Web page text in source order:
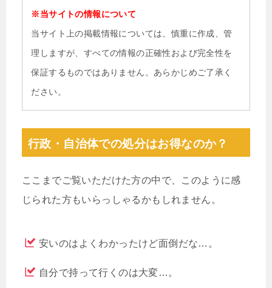
※当サイトの情報について
当サイト上の掲載情報については、慎重に作成、管
理しますが、すべての情報の正確性および完全性を
保証するものではありません。あらかじめご了承く
ださい。
行政・自治体での処分はお得なのか？
ここまでご覧いただけた方の中で、このように感
じられた方もいらっしゃるかもしれません。
安いのはよくわかったけど面倒だな…。
自分で持って行くのは大変…。